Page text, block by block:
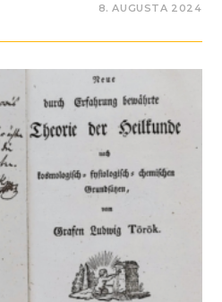
8. AUGUSTA 2024